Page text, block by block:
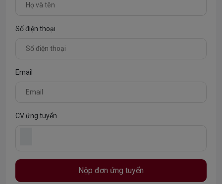
Số điện thoại
Email
CV ứng tuyển
Nộp đơn ứng tuyển